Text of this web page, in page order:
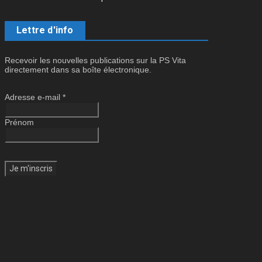
Lettre d'info
Recevoir les nouvelles publications sur la PS Vita
directement dans sa boîte électronique.
Adresse e-mail *
Prénom